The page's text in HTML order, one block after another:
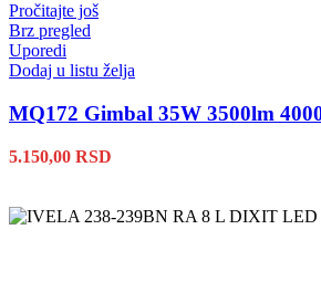
Pročitajte još
Brz pregled
Uporedi
Dodaj u listu želja
MQ172 Gimbal 35W 3500lm
5.150,00 RSD